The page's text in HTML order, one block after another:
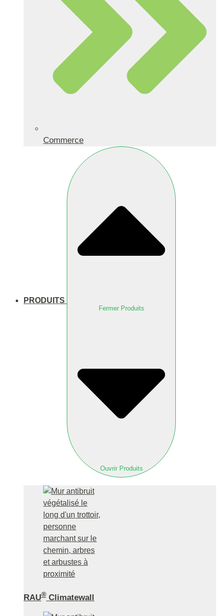
Commerce
PRODUITS
Fermer Produits
Ouvrir Produits
RAU® Climatewall